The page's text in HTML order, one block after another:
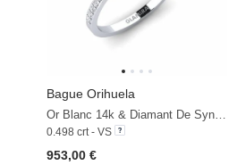
Bague Orihuela
0.498 crt - VS
953,00 €